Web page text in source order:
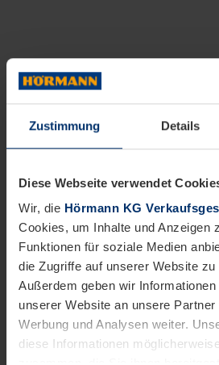
Zustimmung Details
Diese Webseite verwendet
Wir, die Hörmann KG
Cookies, um Inhalte und Anzeigen
Funktionen für soziale Medien
die Zugriffe auf unserer Website zu
Außerdem geben wir
unserer Website an unsere
Werbung und Analysen weiter.
diese Informationen